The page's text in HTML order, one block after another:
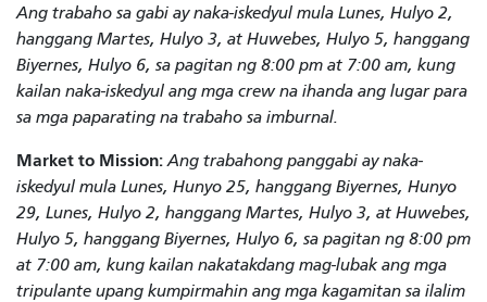
Ang trabaho sa gabi ay naka-iskedyul mula Lunes, Hulyo 2,
hanggang Martes, Hulyo 3, at Huwebes, Hulyo 5, hanggang
Biyernes, Hulyo 6, sa pagitan ng 8:00 pm at 7:00 am, kung
kailan naka-iskedyul ang mga crew na ihanda ang lugar para
sa mga paparating na trabaho sa imburnal.
Market to Mission: Ang trabahong panggabi ay naka-
iskedyul mula Lunes, Hunyo 25, hanggang Biyernes, Hunyo
29, Lunes, Hulyo 2, hanggang Martes, Hulyo 3, at Huwebes,
Hulyo 5, hanggang Biyernes, Hulyo 6, sa pagitan ng 8:00 pm
at 7:00 am, kung kailan nakatakdang mag-lubak ang mga
tripulante upang kumpirmahin ang mga kagamitan sa ilalim